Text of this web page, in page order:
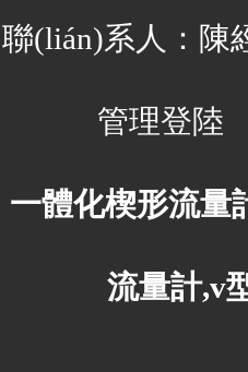
聯(lián)系人：
管理登陸
一體化楔形流量
流量計,v